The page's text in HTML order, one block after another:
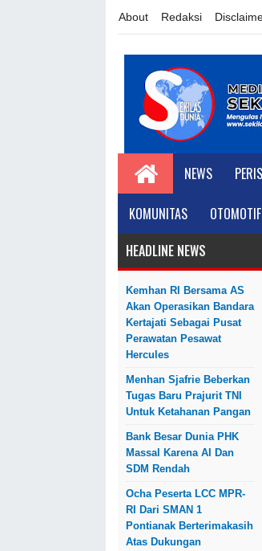
About Redaksi
NEWS
KOMUNITAS OTOMOTIF
HEADLINE NEWS
Kemhan RI Bersama AS
Akan Operasikan Bandara
Kertajati Sebagai Pusat
Perawatan Pesawat
Hercules
Menhan Sjafrie Beberkan
Tugas Baru Prajurit TNI
Untuk Ketahanan Pangan
Bank Besar Dunia PHK
Massal Karena AI Dan
SDM Rendah
Ocha Peserta LCC MPR-
RI Dari SMAN 1
Pontianak Berterimakasih
Atas Dukungan